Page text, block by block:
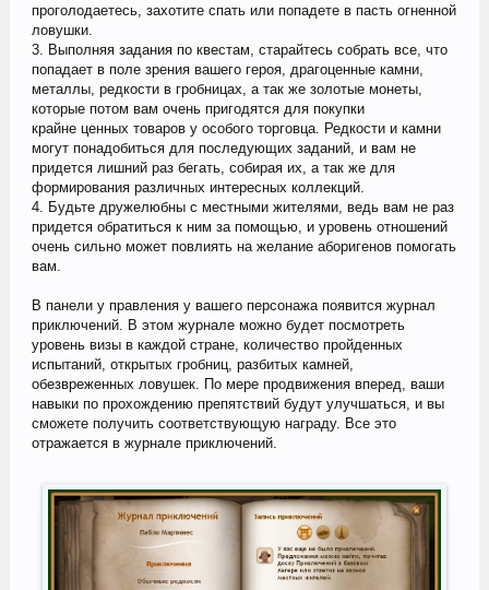
проголодаетесь, захотите спать или попадете в пасть огненной
ловушки.
3. Выполняя задания по квестам, старайтесь собрать все, что
попадает в поле зрения вашего героя, драгоценные камни,
металлы, редкости в гробницах, а так же золотые монеты,
которые потом вам очень пригодятся для покупки
крайне ценных товаров у особого торговца. Редкости и камни
могут понадобиться для последующих заданий, и вам не
придется лишний раз бегать, собирая их, а так же для
формирования различных интересных коллекций.
4. Будьте дружелюбны с местными жителями, ведь вам не раз
придется обратиться к ним за помощью, и уровень отношений
очень сильно может повлиять на желание аборигенов помогать
вам.
В панели у правления у вашего персонажа появится журнал
приключений. В этом журнале можно будет посмотреть
уровень визы в каждой стране, количество пройденных
испытаний, открытых гробниц, разбитых камней,
обезвреженных ловушек. По мере продвижения вперед, ваши
навыки по прохождению препятствий будут улучшаться, и вы
сможете получить соответствующую награду. Все это
отражается в журнале приключений.